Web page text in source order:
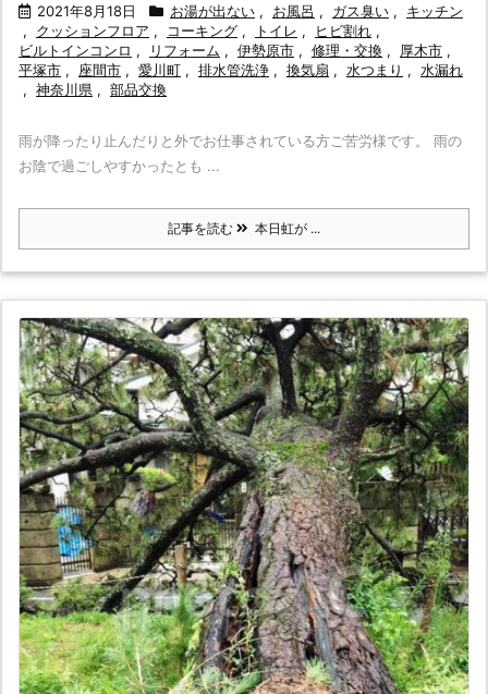
2021年8月18日 お湯が出ない , お風呂 , ガス臭い ,
キッチン
,
クッションフロア , コーキング , トイレ , ヒビ割れ ,
ビルトインコンロ , リフォーム , 伊勢原市 , 修理・交換 , 厚木市 ,
平塚市 , 座間市 , 愛川町 , 排水管洗浄 , 換気扇 , 水つまり , 水漏れ
, 神奈川県 , 部品交換
雨が降ったり止んだりと外でお仕事されている方ご苦労様です。 雨の
お陰で過ごしやすかったとも ...
記事を読む 本日虹が ...